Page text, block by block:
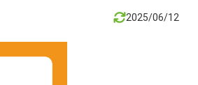
2025/06/12